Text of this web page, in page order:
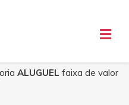
ALUGUEL faixa de valor